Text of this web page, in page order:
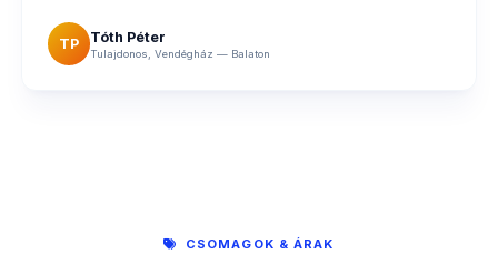
TP Tóth Péter
Tulajdonos, Vendégház — Balaton
CSOMAGOK & ÁRAK